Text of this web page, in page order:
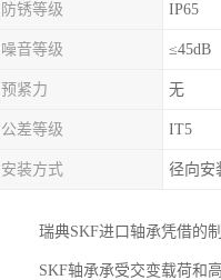
防锈等级 IP65
噪音等级 ≤45dB
预紧力 无
公差等级 IT5
安装方式 径向安
瑞典SKF进口轴承凭借的
SKF轴承承受交变载荷和